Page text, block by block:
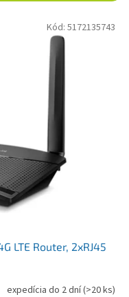
LTE Router, 2xRJ45
expedícia do 2 dní(>20 ks)
Kód: 5172135743